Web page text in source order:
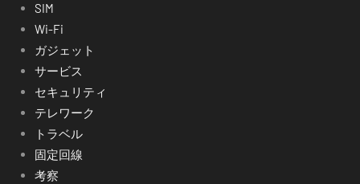
SIM
Wi-Fi
ガジェット
サービス
セキュリティ
テレワーク
トラベル
固定回線
考察